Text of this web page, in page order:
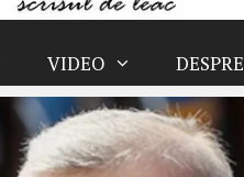
VIDEO DESPRE